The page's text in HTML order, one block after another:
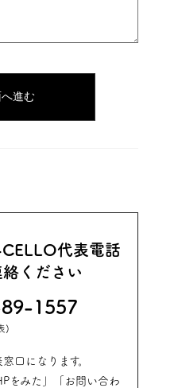
代表電話
ください
1557
)
口になります。
をみた」「お問い合わ